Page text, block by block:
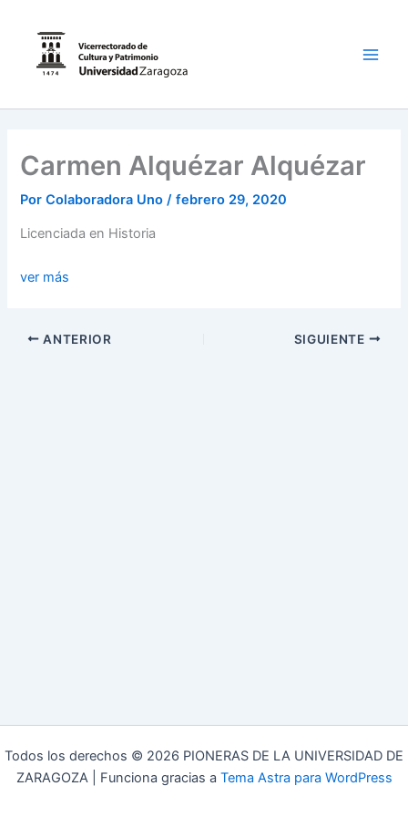
contenido
Carmen Alquézar Alquézar
PorColaboradora Uno/febrero 29, 2020
Licenciada en Historia
ver más
ANTERIOR SIGUIENTE
Todos los derechos © 2026 PIONERAS DE LA UNIVERSIDAD DE
ZARAGOZA | Funciona gracias a Tema Astra para WordPress